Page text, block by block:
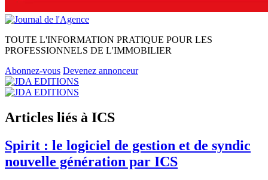
TOUTE L'INFORMATION PRATIQUE POUR LES
PROFESSIONNELS DE L'IMMOBILIER
Abonnez-vous Devenez annonceur
Articles liés à ICS
Spirit : le logiciel de gestion et de syndic
nouvelle génération par ICS